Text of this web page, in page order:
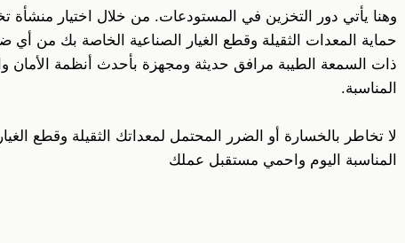
وهنا يأتي دور التخزين في المستودعات. من خلال اختيار منشأة
حماية المعدات الثقيلة وقطع الغيار الصناعية الخاصة بك من
ذات السمعة الطيبة مرافق حديثة ومجهزة بأحدث أنظمة الأمان
المناسبة.
لا تخاطر بالخسارة أو الضرر المحتمل لمعداتك الثقيلة وقطع
المناسبة اليوم واحمي مستقبل عملك